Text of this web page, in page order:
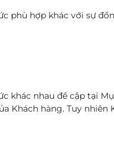
phù hợp khác với sự
khác nhau đề cập tại
Khách hàng. Tuy nhiên